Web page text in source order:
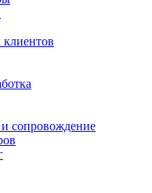
сопровождение